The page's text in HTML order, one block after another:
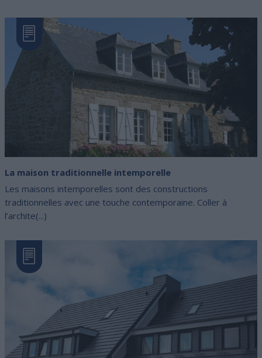
La maison traditionnelle intemporelle
Les maisons intemporelles sont des constructions
traditionnelles avec une touche contemporaine. Coller à
l’archite(...)